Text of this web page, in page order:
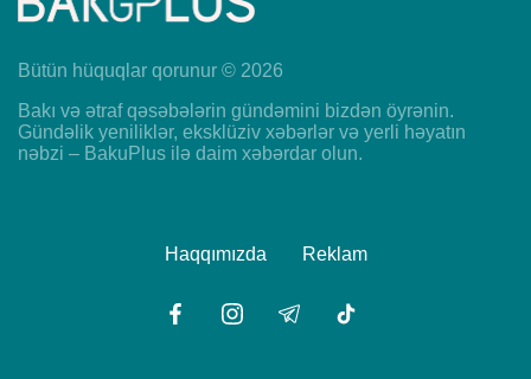
Bütün hüquqlar qorunur © 2026
Bakı və ətraf qəsəbələrin gündəmini bizdən öyrənin.
Gündəlik yeniliklər, eksklüziv xəbərlər və yerli həyatın
nəbzi – BakuPlus ilə daim xəbərdar olun.
Haqqımızda Reklam